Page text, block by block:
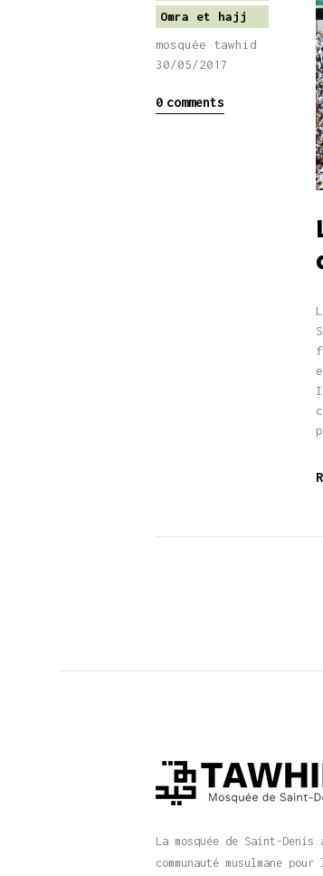
Omra et hajj
mosquée tawhid
30/05/2017
0 comments
La mosquée de Saint-
communauté musulmane